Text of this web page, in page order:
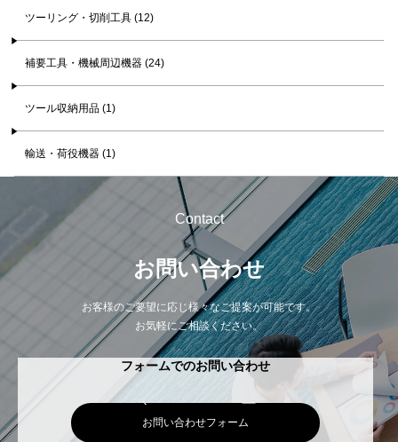
ツーリング・切削工具 (12)
補要工具・機械周辺機器 (24)
ツール収納用品 (1)
輸送・荷役機器 (1)
Contact
お問い合わせ
お客様のご要望に応じ様々なご提案が可能です。
お気軽にご相談ください。
フォームでのお問い合わせ
お問い合わせフォーム